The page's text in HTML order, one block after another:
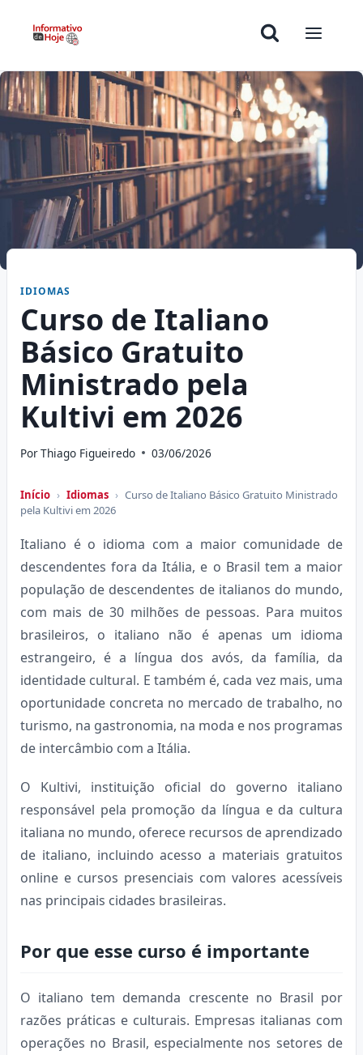
IDIOMAS
Curso de Italiano
Básico Gratuito
Ministrado pela
Kultivi em 2026
PorThiago Figueiredo 03/06/2026
Início › Idiomas › Curso de Italiano Básico Gratuito Ministrado
pela Kultivi em 2026
Italiano é o idioma com a maior comunidade de
descendentes fora da Itália, e o Brasil tem a maior
população de descendentes de italianos do mundo,
com mais de 30 milhões de pessoas. Para muitos
brasileiros, o italiano não é apenas um idioma
estrangeiro, é a língua dos avós, da família, da
identidade cultural. E também é, cada vez mais, uma
oportunidade concreta no mercado de trabalho, no
turismo, na gastronomia, na moda e nos programas
de intercâmbio com a Itália.
O Kultivi, instituição oficial do governo italiano
responsável pela promoção da língua e da cultura
italiana no mundo, oferece recursos de aprendizado
de italiano, incluindo acesso a materiais gratuitos
online e cursos presenciais com valores acessíveis
nas principais cidades brasileiras.
Por que esse curso é importante
O italiano tem demanda crescente no Brasil por
razões práticas e culturais. Empresas italianas com
operações no Brasil, especialmente nos setores de